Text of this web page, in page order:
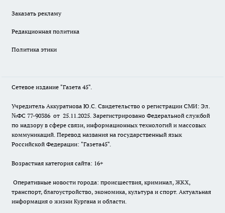
Заказать рекламу
Редакционная политика
Политика этики
Сетевое издание "Газета 45".
Учредитель Аккуратнова Ю.С. Свидетельство о регистрации СМИ: Эл.
№ФС 77-90386 от 25.11.2025. Зарегистрировано Федеральной службой
по надзору в сфере связи, информационных технологий и массовых
коммуникаций. Перевод названия на государственный язык
Российской Федерации: "Газета45".
Возрастная категория сайта: 16+
Оперативные новости города: происшествия, криминал, ЖКХ,
транспорт, благоустройство, экономика, культура и спорт. Актуальная
информация о жизни Кургана и области.